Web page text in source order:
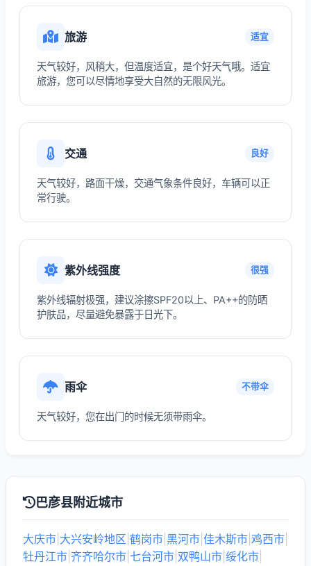
旅游 适宜
天气较好，风稍大，但温度适宜，是个好天气哦。适宜
旅游，您可以尽情地享受大自然的无限风光。
交通 良好
天气较好，路面干燥，交通气象条件良好，车辆可以正
常行驶。
紫外线强度 很强
紫外线辐射极强，建议涂擦SPF20以上、PA++的防晒
护肤品，尽量避免暴露于日光下。
雨伞 不带伞
天气较好，您在出门的时候无须带雨伞。
巴彦县附近城市
大庆市 大兴安岭地区 鹤岗市 黑河市 佳木斯市 鸡西市
牡丹江市 齐齐哈尔市 七台河市 双鸭山市 绥化市